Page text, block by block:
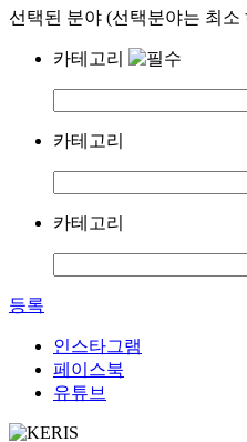
선택된 분야 (선택분야는 최
카테고리
카테고리
카테고리
등록
인스타그램
페이스북
유튜브